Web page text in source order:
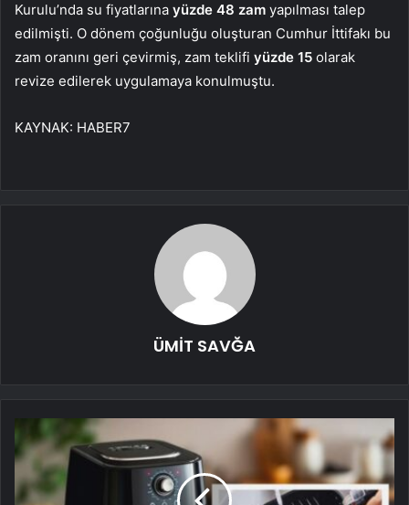
Kurulu’nda su fiyatlarına yüzde 48 zam yapılması talep
edilmişti. O dönem çoğunluğu oluşturan Cumhur İttifakı bu
zam oranını geri çevirmiş, zam teklifi yüzde 15 olarak
revize edilerek uygulamaya konulmuştu.
KAYNAK: HABER7
ÜMİT SAVĞA